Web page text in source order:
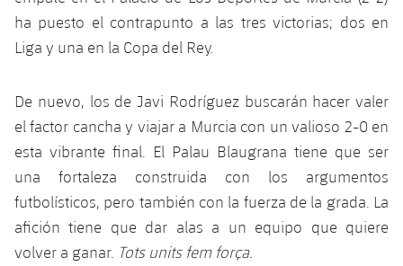
ha puesto el contrapunto a las tres victorias; dos en
Liga y una en la Copa del Rey.
De nuevo, los de Javi Rodríguez buscarán hacer valer
el factor cancha y viajar a Murcia con un valioso 2-0 en
esta vibrante final. El Palau Blaugrana tiene que ser
una fortaleza construida con los argumentos
futbolísticos, pero también con la fuerza de la grada. La
afición tiene que dar alas a un equipo que quiere
volver a ganar. Tots units fem força.